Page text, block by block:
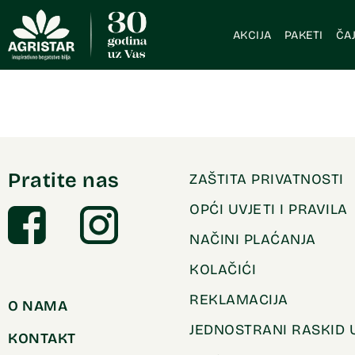
AKCIJA PAKETI
Pratite nas
O NAMA
KONTAKT
ZAŠTITA PRIVATNOSTI
OPĆI UVJETI I PRAVILA
NAČINI PLAĆANJA
KOLAČIĆI
REKLAMACIJA
JEDNOSTRANI RASKID